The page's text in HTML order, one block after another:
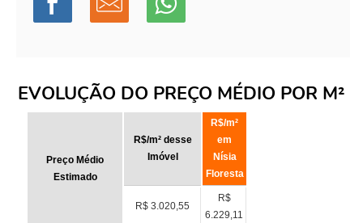
EVOLUÇÃO DO PREÇO MÉDIO POR M²